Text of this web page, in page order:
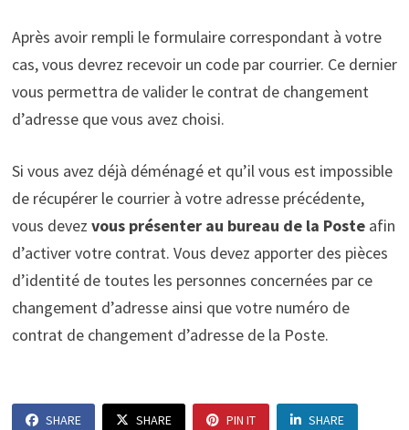
Après avoir rempli le formulaire correspondant à votre
cas, vous devrez recevoir un code par courrier. Ce dernier
vous permettra de valider le contrat de changement
d’adresse que vous avez choisi.
Si vous avez déjà déménagé et qu’il vous est impossible
de récupérer le courrier à votre adresse précédente,
vous devez vous présenter au bureau de la Poste afin
d’activer votre contrat. Vous devez apporter des pièces
d’identité de toutes les personnes concernées par ce
changement d’adresse ainsi que votre numéro de
contrat de changement d’adresse de la Poste.
SHARE SHARE PIN IT SHARE